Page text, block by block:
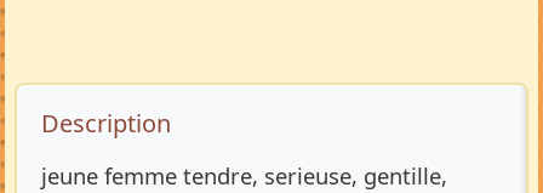
Description de l’annonce
Description
jeune femme tendre, serieuse, gentille,